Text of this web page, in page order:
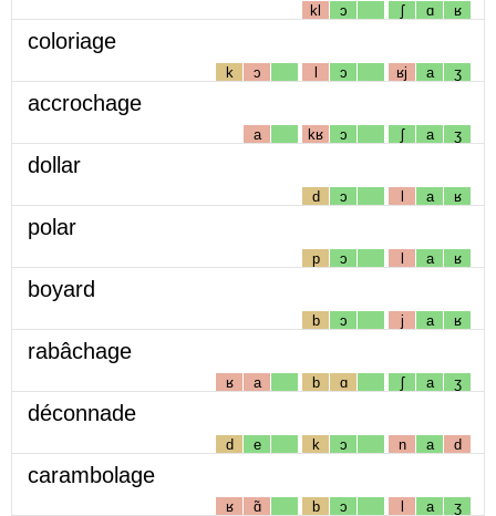
kl ɔ ʃ ɑ ʁ
coloriage
k ɔ l ɔ ʁj a ʒ
accrochage
a kʁ ɔ ʃ a ʒ
dollar
d ɔ l a ʁ
polar
p ɔ l a ʁ
boyard
b ɔ j a ʁ
rabâchage
ʁ a b ɑ ʃ a ʒ
déconnade
d e k ɔ n a d
carambolage
ʁ ɑ̃ b ɔ l a ʒ